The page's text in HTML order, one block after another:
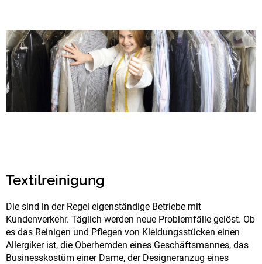
Textilreinigung
Die sind in der Regel eigenständige Betriebe mit
Kundenverkehr. Täglich werden neue Problemfälle gelöst. Ob
es das Reinigen und Pflegen von Kleidungsstücken einen
Allergiker ist, die Oberhemden eines Geschäftsmannes, das
Businesskostüm einer Dame, der Designeranzug eines